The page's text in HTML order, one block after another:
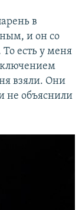
в
и он со
есть у меня
взяли. Они
не объяснили